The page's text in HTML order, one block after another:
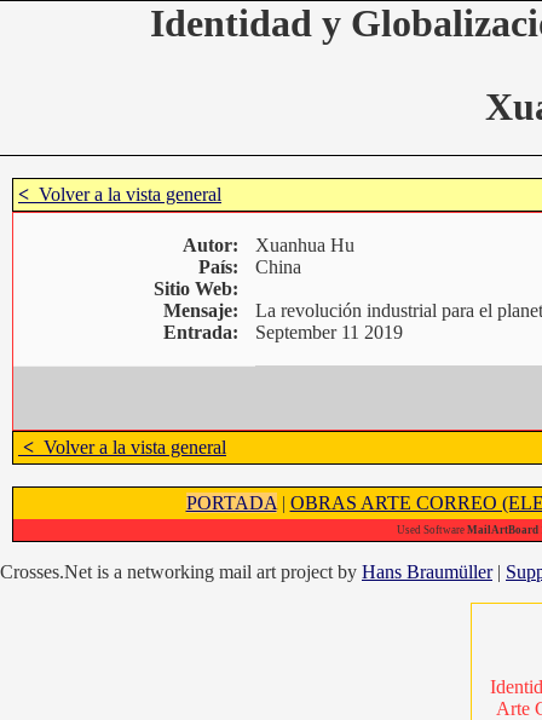
Identidad y
< Volver a la vista general
Autor:
País:
Sitio Web:
Mensaje:
Xuanhua Hu
China
La revolución industrial para el
Entrada:
September 11 2019
< Volver a la vista general
PORTADA | OBRAS ARTE CORREO
Used Software MailArtBoard
Crosses.Net is a networking mail art project by Hans Braumüller|
Arte